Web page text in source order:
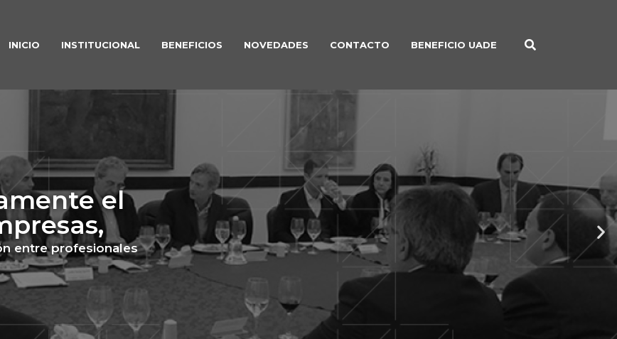
INICIO INSTITUCIONAL BENEFICIOS NOVEDADES CONTACTO BENEFICIO UADE
el
entre profesionales